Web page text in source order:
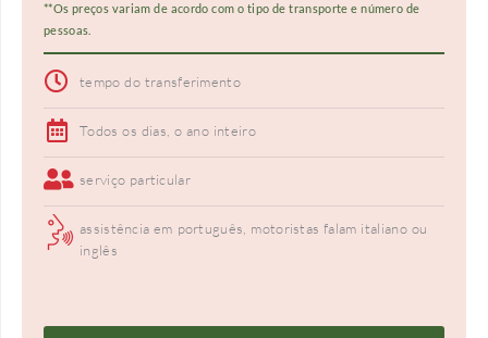
**Os preços variam de acordo com o tipo de transporte e número de
pessoas.
tempo do transferimento
Todos os dias, o ano inteiro
serviço particular
assistência em português, motoristas falam italiano ou
inglês